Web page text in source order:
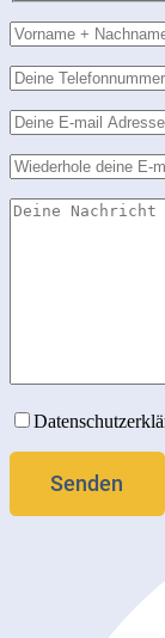
Bitte lasse dieses
Bitte lasse dieses